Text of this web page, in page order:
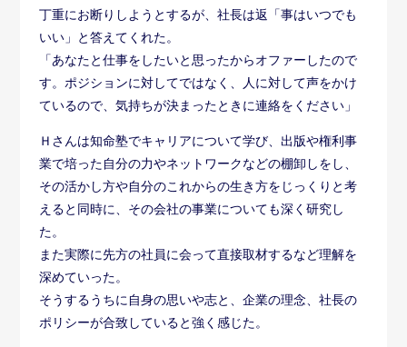
丁重にお断りしようとするが、社長は返「事はいつでも
いい」と答えてくれた。
「あなたと仕事をしたいと思ったからオファーしたので
す。ポジションに対してではなく、人に対して声をかけ
ているので、気持ちが決まったときに連絡をください」
Ｈさんは知命塾でキャリアについて学び、出版や権利事
業で培った自分の力やネットワークなどの棚卸しをし、
その活かし方や自分のこれからの生き方をじっくりと考
えると同時に、その会社の事業についても深く研究し
た。
また実際に先方の社員に会って直接取材するなど理解を
深めていった。
そうするうちに自身の思いや志と、企業の理念、社長の
ポリシーが合致していると強く感じた。